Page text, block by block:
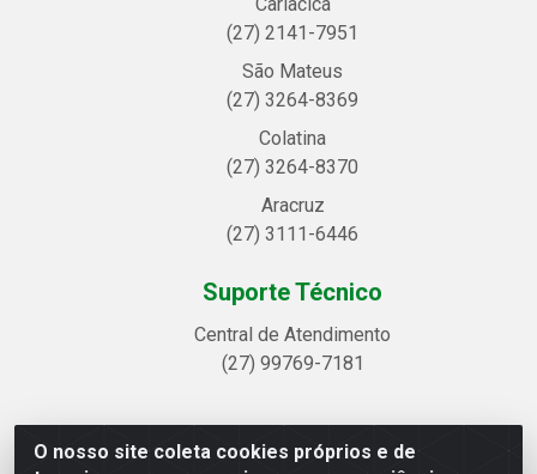
O nosso site coleta cookies próprios e de
(27) 2141-7951
São Mateus
(27) 3264-8369
Colatina
(27) 3264-8370
Aracruz
(27) 3111-6446
Suporte Técnico
Central de Atendimento
(27) 99769-7181
Linhavix Distribuidora LTDA - Avenida Alegre, 2521 -